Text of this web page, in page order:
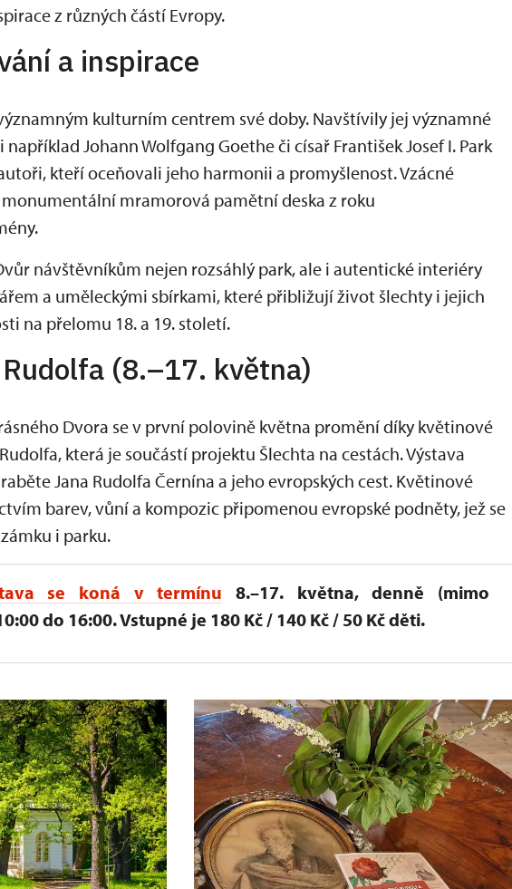
z různých částí Evropy.
a inspirace
kulturním centrem své doby. Navštívily jej významné
Johann Wolfgang Goethe či císař František Josef I. Park
kteří oceňovali jeho harmonii a promyšlenost. Vzácné
mramorová pamětní deska z roku
návštěvníkům nejen rozsáhlý park, ale i autentické interiéry
a uměleckými sbírkami, které přibližují život šlechty i jejich
na přelomu 18. a 19. století.
(8.–17. května)
Dvora se v první polovině května promění díky květinové
která je součástí projektu Šlechta na cestách. Výstava
Jana Rudolfa Černína a jeho evropských cest. Květinové
barev, vůní a kompozic připomenou evropské podněty, jež se
i parku.
se koná v termínu 8.–17. května, denně (mimo
do 16:00. Vstupné je 180 Kč / 140 Kč / 50 Kč děti.